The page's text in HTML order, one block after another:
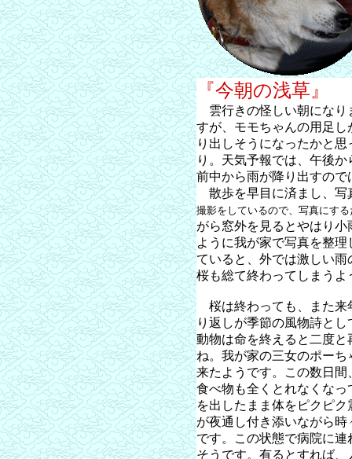
『今朝の浅草』
雲行きの怪しい朝になり
すが、モモちゃんの用足
り出しそうになったかと
り。天気予報では、午後
前中から雨が降り出すの
散歩を早目に済まし、写
撮影をしているので、写真にす
がら窓外を見るとやはり
ように我が家で写真を整
ていると、外では激しい
桜も総て終わってしまうよ
桜は終わっても、また来
り返しが季節の風物詩と
動物は命を終えると二度
ね。我が家の三女のポー
来たようです。この数日
食べ物も全くとれなくな
を出したまま体をピクピ
が夜通し付き添いながら
です。この状態で病院に
そうです。有るとすれば